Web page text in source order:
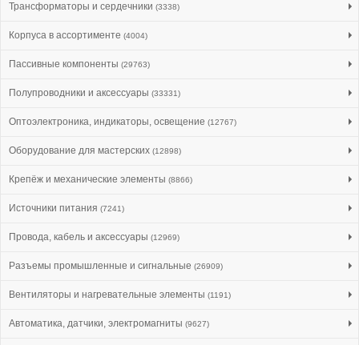
Трансформаторы и сердечники (3338)
Корпуса в ассортименте (4004)
Пассивные компоненты (29763)
Полупроводники и аксессуары (33331)
Оптоэлектроника, индикаторы, освещение (12767)
Оборудование для мастерских (12898)
Крепёж и механические элементы (8866)
Источники питания (7241)
Провода, кабель и аксессуары (12969)
Разъемы промышленные и сигнальные (26909)
Вентиляторы и нагревательные элементы (1191)
Автоматика, датчики, электромагниты (9627)